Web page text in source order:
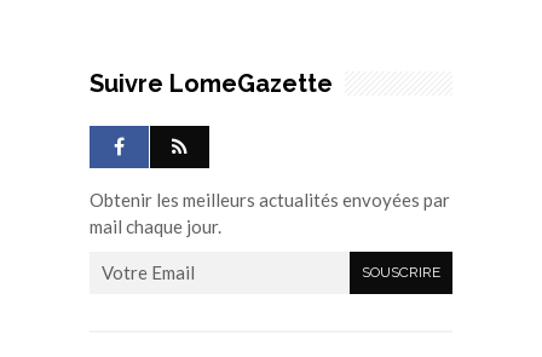
Suivre LomeGazette
Obtenir les meilleurs actualités envoyées par
mail chaque jour.